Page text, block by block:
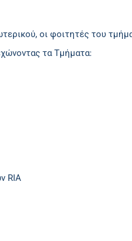
οι φοιτητές του
τα Τμήματα:
RIA